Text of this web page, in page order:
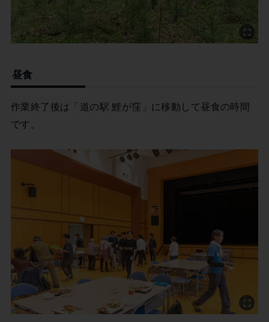
昼食
作業終了後は「道の駅 鯉が窪」に移動して昼食の時間
です。